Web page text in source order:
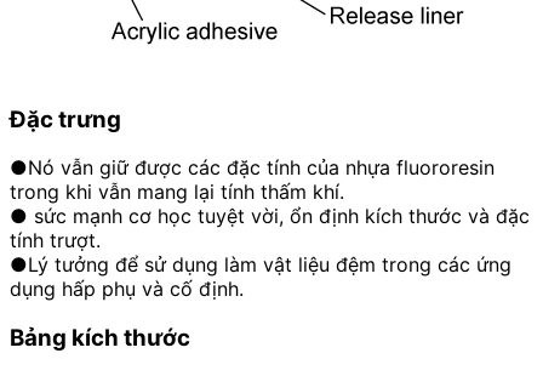
Đặc trưng
●Nó vẫn giữ được các đặc tính của nhựa fluororesin
trong khi vẫn mang lại tính thấm khí.
● sức mạnh cơ học tuyệt vời, ổn định kích thước và đặc
tính trượt.
●Lý tưởng để sử dụng làm vật liệu đệm trong các ứng
dụng hấp phụ và cố định.
Bảng kích thước